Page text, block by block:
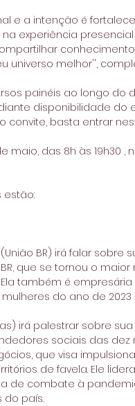
e a intenção é
experiência
universo melhor'',
painéis ao longo do
disponibilidade do
convite, basta entrar
maio, das 8h às 19h30 ,
estão:
BR) irá falar
que se tornou o
também é
mulheres do ano de 2023
irá palestrar sobre
sociais das
que visa
de favela. Ele
de combate à
do país.